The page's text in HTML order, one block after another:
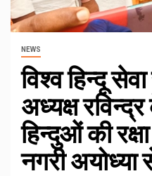
NEWS
विश्व हिन्दू
अध्यक्ष रविन्द्र
हिन्दुओं की
नगरी अयोध्या